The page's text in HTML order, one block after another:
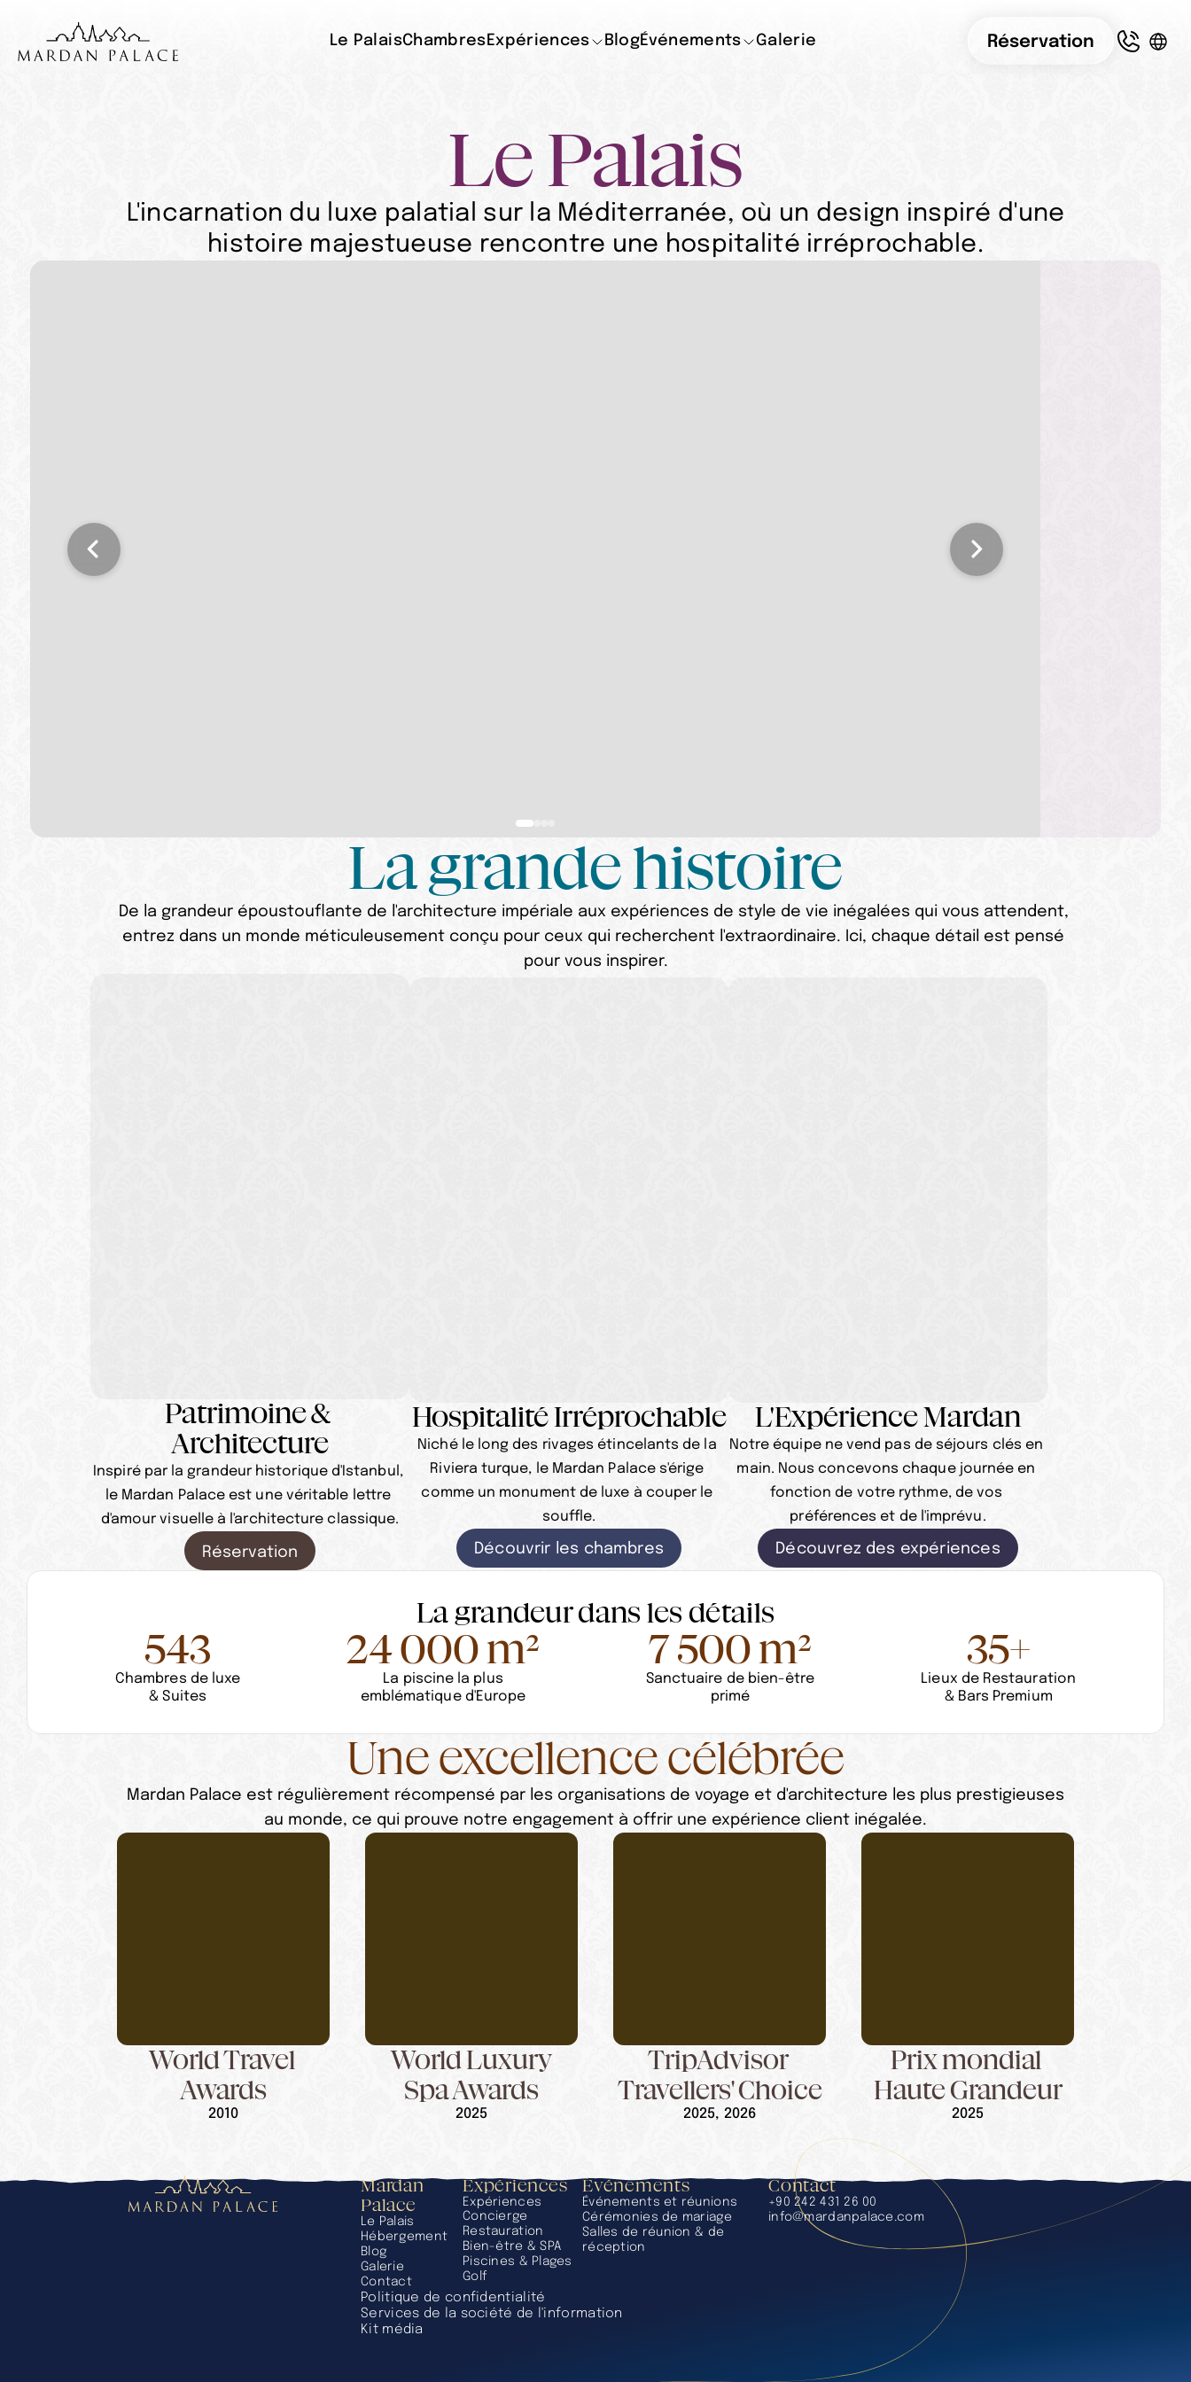
Le Palais
L'incarnation du luxe palatial sur la Méditerranée, où un design inspiré d'une
histoire majestueuse rencontre une hospitalité irréprochable.
La grande histoire
De la grandeur époustouflante de l'architecture impériale aux expériences de style de vie inégalées qui vous attendent,
entrez dans un monde méticuleusement conçu pour ceux qui recherchent l'extraordinaire. Ici, chaque détail est pensé
pour vous inspirer.
Patrimoine &
Architecture
Inspiré par la grandeur historique d'Istanbul,
le Mardan Palace est une véritable lettre
d'amour visuelle à l'architecture classique.
Réservation
Hospitalité Irréprochable
Niché le long des rivages étincelants de la
Riviera turque, le Mardan Palace s'érige
comme un monument de luxe à couper le
souffle.
Découvrir les chambres
L'Expérience Mardan
Notre équipe ne vend pas de séjours clés en
main. Nous concevons chaque journée en
fonction de votre rythme, de vos
préférences et de l'imprévu.
Découvrez des expériences
La grandeur dans les détails
543
Chambres de luxe
& Suites
24 000 m²
La piscine la plus
emblématique d'Europe
7 500 m²
Sanctuaire de bien-être
primé
35+
Lieux de Restauration
& Bars Premium
Une excellence célébrée
Mardan Palace est régulièrement récompensé par les organisations de voyage et d'architecture les plus prestigieuses
au monde, ce qui prouve notre engagement à offrir une expérience client inégalée.
World Travel
Awards
2010
World Luxury
Spa Awards
2025
TripAdvisor
Travellers' Choice
2025, 2026
Prix mondial
Haute Grandeur
2025
Mardan
Palace
Le Palais
Hébergement
Blog
Galerie
Contact
Politique de confidentialité
Services de la société de l'information
Kit média
Expériences
Expériences
Concierge
Restauration
Bien-être & SPA
Piscines & Plages
Golf
Événements
Événements et réunions
Cérémonies de mariage
Salles de réunion & de
réception
Contact
+90 242 431 26 00
info@mardanpalace.com
Le PalaisChambres Expériences BlogÉvénements Galerie Réservation